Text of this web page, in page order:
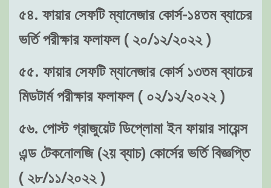
৫৪. ফায়ার সেফটি ম্যানেজার কোর্স-১৪তম ব্যাচের
ভর্তি পরীক্ষার ফলাফল ( ২০/১২/২০২২ )
৫৫. ফায়ার সেফটি ম্যানেজার কোর্স ১৩তম ব্যাচের
মিডটার্ম পরীক্ষার ফলাফল ( ০২/১২/২০২২ )
৫৬. পোস্ট গ্রাজুয়েট ডিপ্লোমা ইন ফায়ার সায়েন্স
এন্ড টেকনোলজি (২য় ব্যাচ) কোর্সের ভর্তি বিজ্ঞপ্তি
( ২৮/১১/২০২২ )